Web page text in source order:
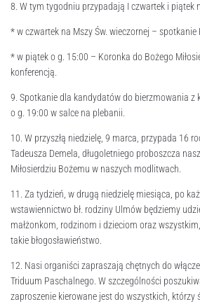
8. W tym tygodniu przypadają I czwartek i piątek
* w czwartek na Mszy Św. wieczornej – spotkanie
* w piątek o g. 15:00 – Koronka do Bożego
konferencją.
9. Spotkanie dla kandydatów do bierzmowania z
o g. 19:00 w salce na plebanii.
10. W przyszłą niedzielę, 9 marca, przypada 16
Tadeusza Demela, długoletniego proboszcza
Miłosierdziu Bożemu w naszych modlitwach.
11. Za tydzień, w drugą niedzielę miesiąca, po
wstawiennictwo bł. rodziny Ulmów będziemy
małżonkom, rodzinom i dzieciom oraz
takie błogosławieństwo.
12. Nasi organiści zapraszają chętnych do
Triduum Paschalnego. W szczególności
zaproszenie kierowane jest do wszystkich, którzy